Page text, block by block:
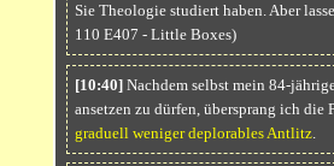
Sie Theologie studiert haben. Aber
110 E407 - Little Boxes)
[10:40]Nachdem selbst mein 84-
ansetzen zu dürfen, übersprang ich
graduell weniger deplorables Antlitz.